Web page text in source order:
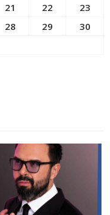
21 22
23
28 29
30